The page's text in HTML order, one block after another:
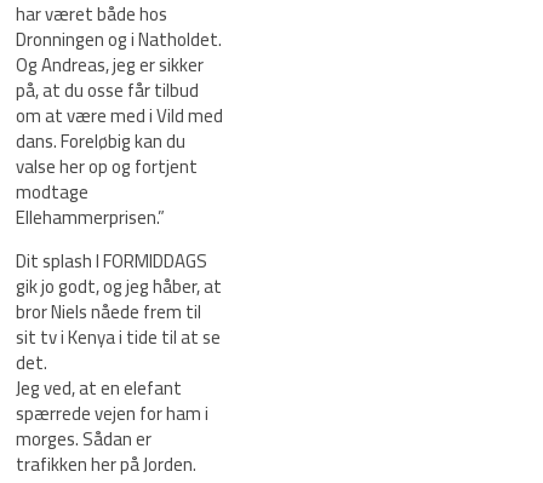
har været både hos
Dronningen og i Natholdet.
Og Andreas, jeg er sikker
på, at du osse får tilbud
om at være med i Vild med
dans. Foreløbig kan du
valse her op og fortjent
modtage
Ellehammerprisen.”
Dit splash I FORMIDDAGS
gik jo godt, og jeg håber, at
bror Niels nåede frem til
sit tv i Kenya i tide til at se
det.
Jeg ved, at en elefant
spærrede vejen for ham i
morges. Sådan er
trafikken her på Jorden.